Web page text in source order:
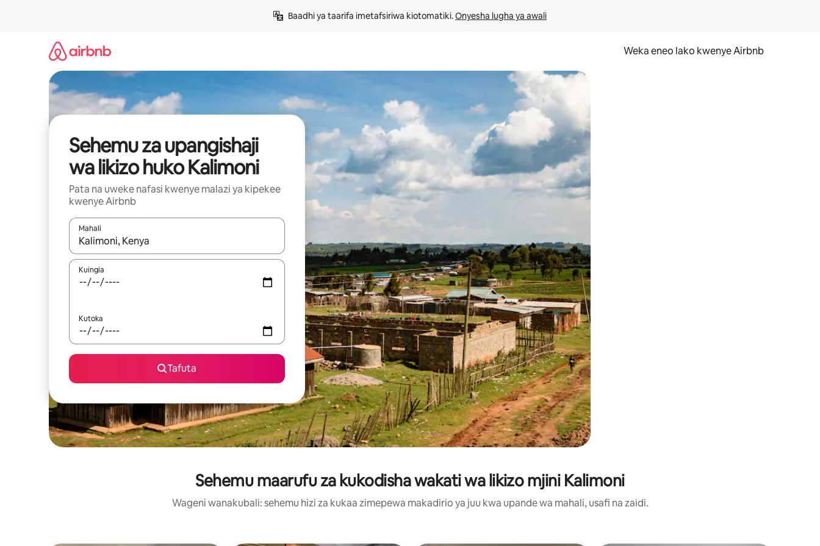
Baadhi ya taarifa imetafsiriwa kiotomatiki. Onyesha lugha ya awali
Weka eneo lako kwenye Airbnb
Sehemu za upangishaji
wa likizo huko Kalimoni
Pata na uweke nafasi kwenye malazi ya kipekee
kwenye Airbnb
Mahali
Wakati matokeo yanapatikana, vinjari kwa kutumia vitufe vya vishale vya juu na chini au uchunguze kwa kugusa au kutelezesha kidole kwenye ishara.
Kuingia
Kutoka
Tafuta
Sehemu maarufu za kukodisha wakati wa likizo mjini Kalimoni
Wageni wanakubali: sehemu hizi za kukaa zimepewa makadirio ya juu kwa upande wa mahali, usafi na zaidi.